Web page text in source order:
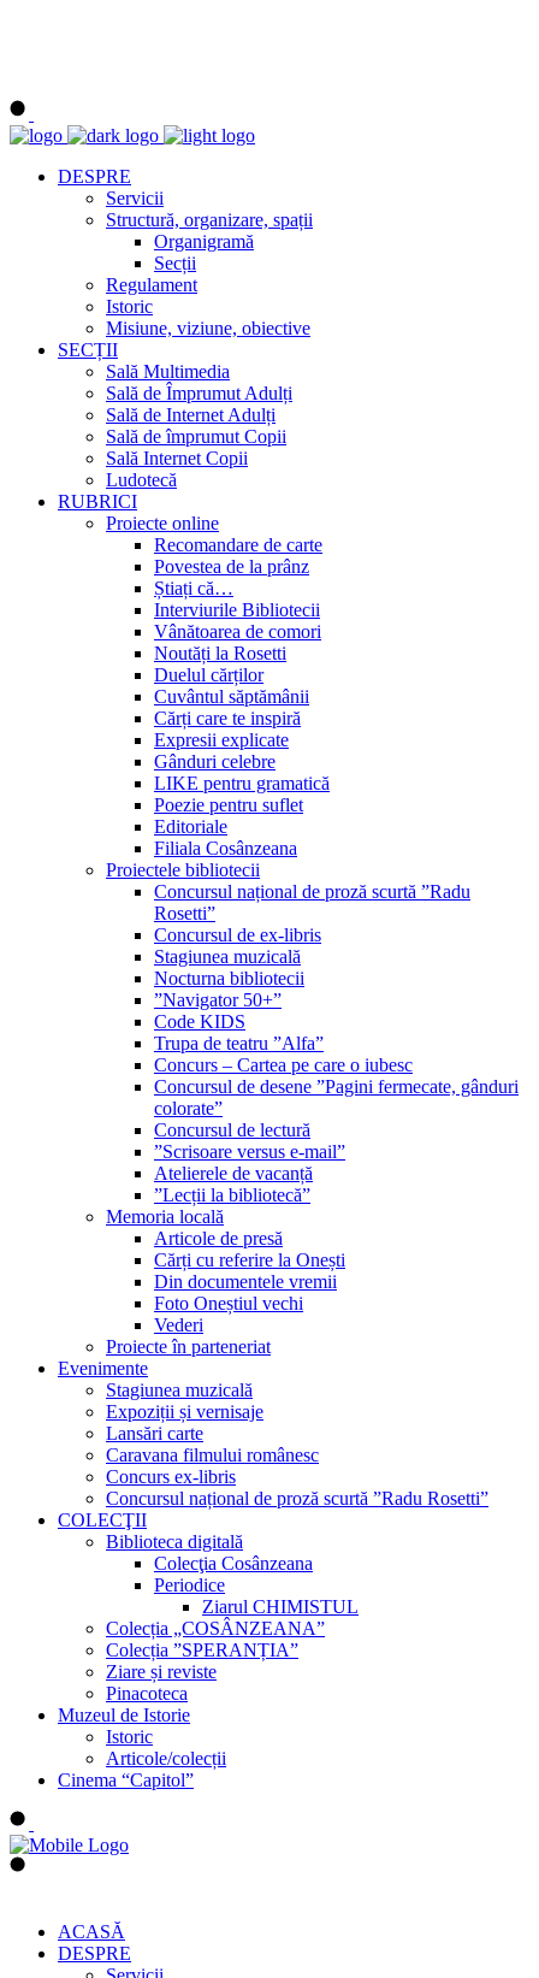
DESPRE
Servicii
Structură, organizare, spații
Organigramă
Secții
Regulament
Istoric
Misiune, viziune, obiective
SECȚII
Sală Multimedia
Sală de Împrumut Adulți
Sală de Internet Adulți
Sală de împrumut Copii
Sală Internet Copii
Ludotecă
RUBRICI
Proiecte online
Recomandare de carte
Povestea de la prânz
Știați că…
Interviurile Bibliotecii
Vânătoarea de comori
Noutăți la Rosetti
Duelul cărților
Cuvântul săptămânii
Cărți care te inspiră
Expresii explicate
Gânduri celebre
LIKE pentru gramatică
Poezie pentru suflet
Editoriale
Filiala Cosânzeana
Proiectele bibliotecii
Concursul național de proză scurtă ”Radu
Rosetti”
Concursul de ex-libris
Stagiunea muzicală
Nocturna bibliotecii
”Navigator 50+”
Code KIDS
Trupa de teatru ”Alfa”
Concurs – Cartea pe care o iubesc
Concursul de desene ”Pagini fermecate, gânduri
colorate”
Concursul de lectură
”Scrisoare versus e-mail”
Atelierele de vacanță
”Lecții la bibliotecă”
Memoria locală
Articole de presă
Cărți cu referire la Onești
Din documentele vremii
Foto Oneștiul vechi
Vederi
Proiecte în parteneriat
Evenimente
Stagiunea muzicală
Expoziții și vernisaje
Lansări carte
Caravana filmului românesc
Concurs ex-libris
Concursul național de proză scurtă ”Radu Rosetti”
COLECŢII
Biblioteca digitală
Colecţia Cosânzeana
Periodice
Ziarul CHIMISTUL
Colecția „COSÂNZEANA”
Colecția ”SPERANȚIA”
Ziare și reviste
Pinacoteca
Muzeul de Istorie
Istoric
Articole/colecții
Cinema “Capitol”
ACASĂ
DESPRE